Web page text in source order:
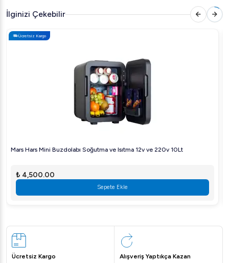
İlginizi Çekebilir
Ücretsiz Kargo
Mars Hars Mini Buzdolabı Soğutma ve Isıtma 12v ve 220v 10Lt
₺ 4,500.00
Sepete Ekle
Ücretsiz Kargo Alışveriş Yaptıkça Kazan